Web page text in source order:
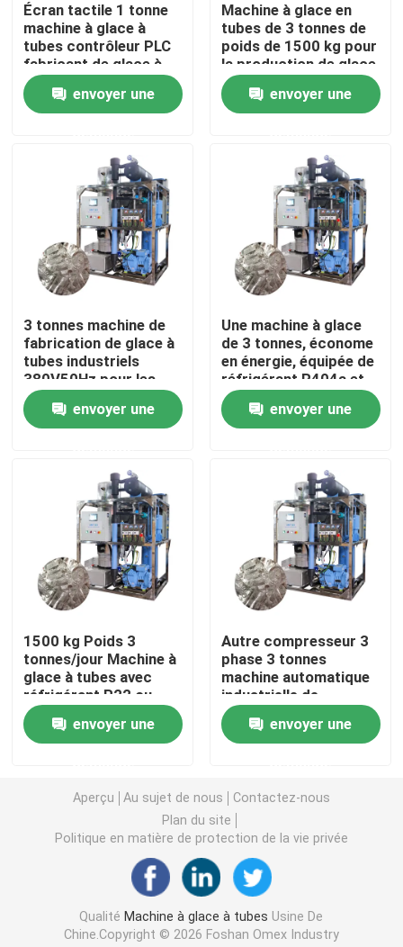
À la maison
Produits
À propos de nous
Visite de l'usine
Nous contacter
Demandez un devis
Machine à glace à tubes
machine à glace à gros cubes
Machine de bloc de glace d'eau salée
Machine de refroidissement directe de bloc de glace
Machine à glace d'eau douce de flocon
machine à glace commerciale de cube
Machine à glaçons à plaques
Un congélateur rapide
Écran tactile 1 tonne
machine à glace à
tubes contrôleur PLC
fabricant de glace à
tubes automatisé
envoyer une
Machine à glace en
tubes de 3 tonnes de
poids de 1500 kg pour
la production de glace
de qualité alimentaire
en ventes et
performances
envoyer une
3 tonnes machine de
fabrication de glace à
tubes industriels
380V50Hz pour les
besoins des hôtels et
des restaurants
envoyer une
Une machine à glace
de 3 tonnes, économe
en énergie, équipée de
réfrigérant R404a et
de grande capacité
envoyer une
1500 kg Poids 3
tonnes/jour Machine à
glace à tubes avec
réfrigérant R22 ou
R404a
envoyer une
Autre compresseur 3
phase 3 tonnes
machine automatique
industrielle de
fabrication de tubes
de glace à prix
abordable
envoyer une
Aperçu Au sujet de nous
Contactez-nous
Plan du site
Politique en matière de protection de la vie privée
Qualité Machine à glace à tubes Usine De
Chine.Copyright © 2026 Foshan Omex Industry